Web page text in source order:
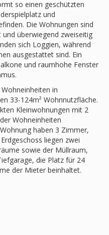
so einen geschützten
und
Die Wohnungen sind
überwiegend zweiseitig
sich Loggien, während
ausgestattet sind. Ein
und raumhohe Fenster
in
33-124m² Wohnnutzfläche.
Kleinwohnungen mit 2
Wohneinheiten
haben 3 Zimmer,
liegen zwei
sowie der Müllraum,
die Platz für 24
der Mieter beinhaltet.